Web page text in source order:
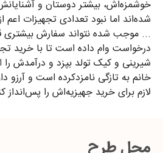
خوشمزه‌اش، بیشتر دوستان و
شده‌اند اما نبود تعدادی تجهیزات اعم
... موجب شده نتواند سفارش بیشتری
درخواست وام داده است تا با خرید
شیرینی و کیک تولد بپزد و درآمدش
خانم به تازگی نامزدکرده است و آرزو
لازم برای خرید جهیزیه‌اش را پس‌انداز